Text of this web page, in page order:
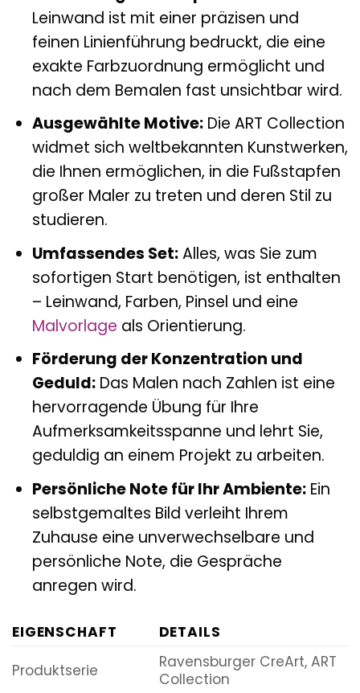
Leinwand ist mit einer präzisen und
feinen Linienführung bedruckt, die eine
exakte Farbzuordnung ermöglicht und
nach dem Bemalen fast unsichtbar wird.
Ausgewählte Motive:Die ART Collection
widmet sich weltbekannten Kunstwerken,
die Ihnen ermöglichen, in die Fußstapfen
großer Maler zu treten und deren Stil zu
studieren.
Umfassendes Set:Alles, was Sie zum
sofortigen Start benötigen, ist enthalten
– Leinwand, Farben, Pinsel und eine
Malvorlage als Orientierung.
Förderung der Konzentration und
Geduld:Das Malen nach Zahlen ist eine
hervorragende Übung für Ihre
Aufmerksamkeitsspanne und lehrt Sie,
geduldig an einem Projekt zu arbeiten.
Persönliche Note für Ihr Ambiente:Ein
selbstgemaltes Bild verleiht Ihrem
Zuhause eine unverwechselbare und
persönliche Note, die Gespräche
anregen wird.
EIGENSCHAFT
DETAILS
Produktserie
Ravensburger CreArt, ART
Collection